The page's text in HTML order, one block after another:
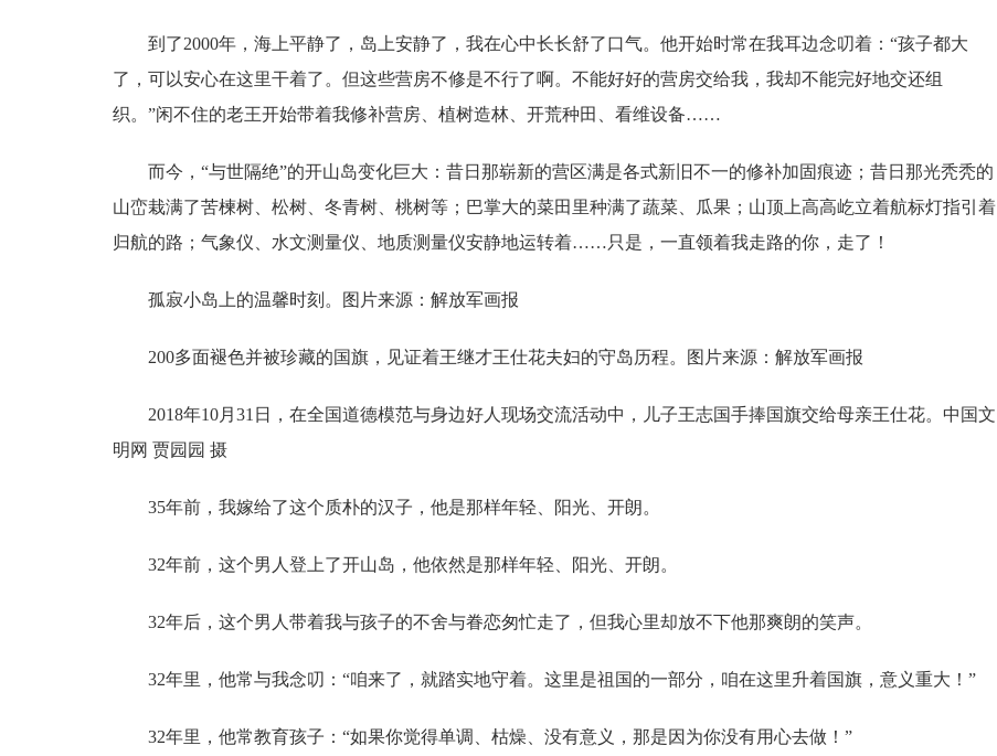
到了2000年，海上平静了，岛上安静了，我在心中长长舒了口气。他开始时常在我耳边念叨着：“孩子都大
了，可以安心在这里干着了。但这些营房不修是不行了啊。不能好好的营房交给我，我却不能完好地交还组
织。”闲不住的老王开始带着我修补营房、植树造林、开荒种田、看维设备……
而今，“与世隔绝”的开山岛变化巨大：昔日那崭新的营区满是各式新旧不一的修补加固痕迹；昔日那光秃秃的
山峦栽满了苦楝树、松树、冬青树、桃树等；巴掌大的菜田里种满了蔬菜、瓜果；山顶上高高屹立着航标灯指引着
归航的路；气象仪、水文测量仪、地质测量仪安静地运转着……只是，一直领着我走路的你，走了！
孤寂小岛上的温馨时刻。图片来源：解放军画报
200多面褪色并被珍藏的国旗，见证着王继才王仕花夫妇的守岛历程。图片来源：解放军画报
2018年10月31日，在全国道德模范与身边好人现场交流活动中，儿子王志国手捧国旗交给母亲王仕花。中国文
明网 贾园园 摄
35年前，我嫁给了这个质朴的汉子，他是那样年轻、阳光、开朗。
32年前，这个男人登上了开山岛，他依然是那样年轻、阳光、开朗。
32年后，这个男人带着我与孩子的不舍与眷恋匆忙走了，但我心里却放不下他那爽朗的笑声。
32年里，他常与我念叨：“咱来了，就踏实地守着。这里是祖国的一部分，咱在这里升着国旗，意义重大！”
32年里，他常教育孩子：“如果你觉得单调、枯燥、没有意义，那是因为你没有用心去做！”